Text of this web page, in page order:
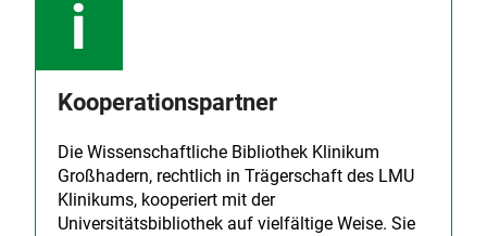
Kooperationspartner
Die Wissenschaftliche Bibliothek Klinikum
Großhadern, rechtlich in Trägerschaft des LMU
Klinikums, kooperiert mit der
Universitätsbibliothek auf vielfältige Weise. Sie